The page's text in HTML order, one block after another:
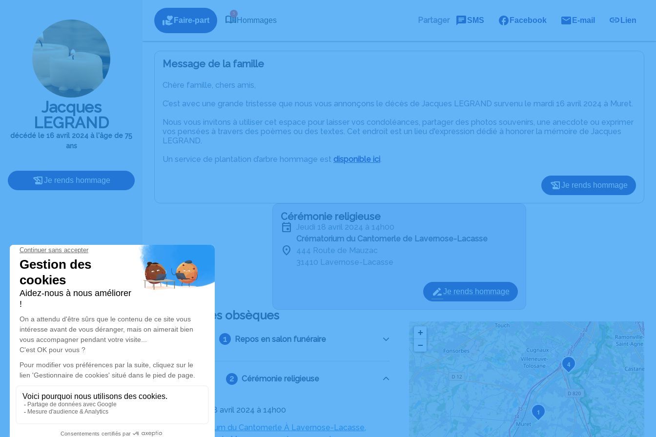
Jacques
LEGRAND
décédé le 16 avril 2024 à l'âge de 75
ans
Je rends hommage
Faire-part
5
Hommages Partager SMS Facebook E-mail Lien
Message de la famille
Chère famille, chers amis,
C’est avec une grande tristesse que nous vous annonçons le décès de Jacques LEGRAND survenu le mardi 16 avril 2024 à Muret.
Nous vous invitons à utiliser cet espace pour laisser vos condoléances, partager des photos souvenirs, une anecdote ou exprimer
vos pensées à travers des poèmes ou des textes. Cet endroit est un lieu d'expression dédié à honorer la mémoire de Jacques
LEGRAND.
Un service de plantation d’arbre hommage est disponible ici.
Je rends hommage
Cérémonie religieuse
jeudi 18 avril 2024 à 14h00
Crématorium du Cantomerle de Lavernose-Lacasse
444 Route de Mauzac
31410 Lavernose-Lacasse
Je rends hommage
Déroulé des obsèques
Repos en salon funéraire
Cérémonie religieuse
Le jeudi 18 avril 2024 à 14h00
Crématorium du Cantomerle À Lavernose-Lacasse,
1
4
+
−